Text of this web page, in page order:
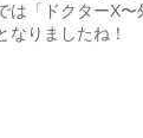
は「ドクターX
なりましたね！